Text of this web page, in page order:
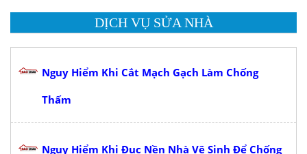
DỊCH VỤ SỬA NHÀ
Nguy Hiểm Khi Cắt Mạch Gạch Làm Chống
Thấm
Nguy Hiểm Khi Đục Nền Nhà Vệ Sinh Để Chống